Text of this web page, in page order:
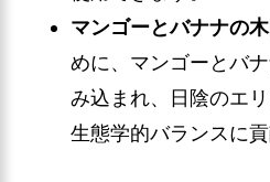
マンゴーとバナナの木
めに、マンゴーとバ
み込まれ、日陰のエ
生態学的バランスに貢